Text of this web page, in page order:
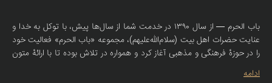
باب الحرم — از سال ۱۳۹۰ در خدمت شما از سال‌ها پیش، با توکل به خدا و
عنایت حضرات اهل بیت (سلام‌الله‌علیهم)، مجموعه «باب الحرم» فعالیت خود
را در حوزهٔ فرهنگی و مذهبی آغاز کرد و همواره در تلاش بوده تا با ارائهٔ متون
صحیحهٔ روضه، سبک‌های اصیل نوحه و مولودی، همراهی صمیمانه‌ای با
سخنرانان، مادحین و دوستداران اهل بیت (ع) داشته باشد. امروز، با همان
ادامه